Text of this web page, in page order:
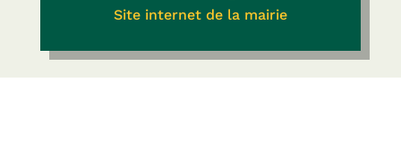
Site internet de la mairie